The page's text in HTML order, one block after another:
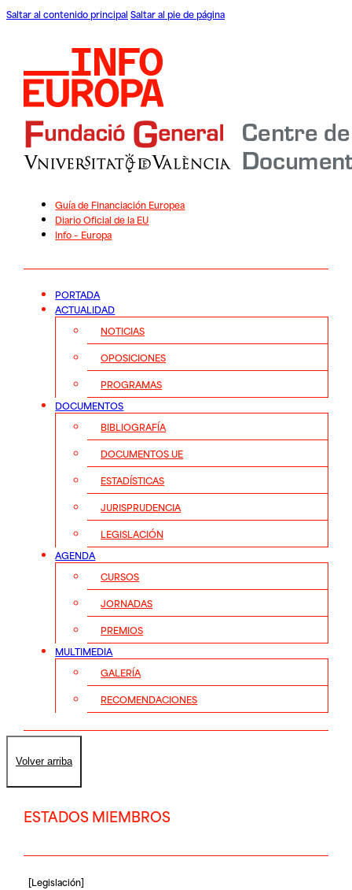
Saltar al contenido principal Saltar al pie de página
Guía de Financiación Europea
Diario Oficial de la EU
Info – Europa
PORTADA
ACTUALIDAD
NOTICIAS
OPOSICIONES
PROGRAMAS
DOCUMENTOS
BIBLIOGRAFÍA
DOCUMENTOS UE
ESTADÍSTICAS
JURISPRUDENCIA
LEGISLACIÓN
AGENDA
CURSOS
JORNADAS
PREMIOS
MULTIMEDIA
GALERÍA
RECOMENDACIONES
Volver arriba
ESTADOS MIEMBROS
[Legislación]